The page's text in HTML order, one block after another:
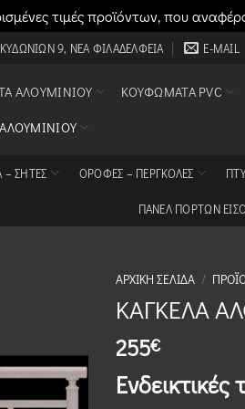
τιμές προϊόντων, που
9, ΝΈΑ ΦΙΛΑΔΈΛΦΕΙΑ E-MAIL
ΑΛΟΥΜΙΝΊΟΥ ΚΟΥΦΏΜΑΤΑ PVC
– ΣΗΤΕΣ ΟΡΟΦΈΣ – ΠΈΡΓΚΟΛΕΣ
ΠΑΝΕΛ ΠΟΡΤΩΝ
ΑΡΧΙΚΉ ΣΕΛΊΔΑ /
ΚΑΓΚΕΛΑ
255€